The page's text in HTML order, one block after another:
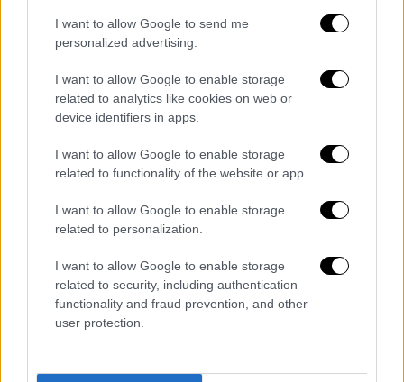
I want to allow Google to send me
personalized advertising.
I want to allow Google to enable storage
related to analytics like cookies on web or
device identifiers in apps.
I want to allow Google to enable storage
related to functionality of the website or app.
I want to allow Google to enable storage
related to personalization.
I want to allow Google to enable storage
related to security, including authentication
functionality and fraud prevention, and other
user protection.